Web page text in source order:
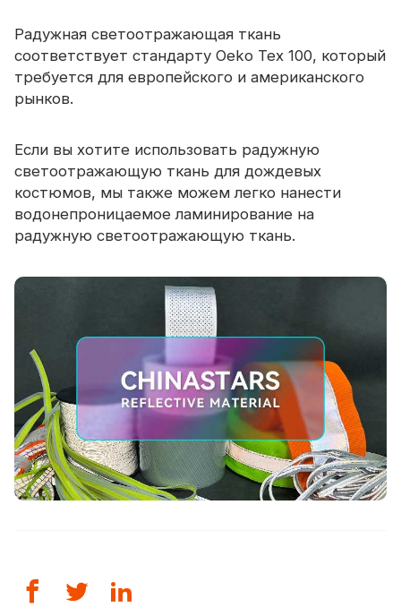
Радужная светоотражающая ткань
соответствует стандарту Oeko Tex 100, который
требуется для европейского и американского
рынков.
Если вы хотите использовать радужную
светоотражающую ткань для дождевых
костюмов, мы также можем легко нанести
водонепроницаемое ламинирование на
радужную светоотражающую ткань.